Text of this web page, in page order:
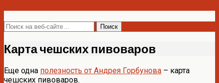
Карта чешских пивоваров
Еще одна полезность от Андрея Горбунова – карта
чешских пивоваров.